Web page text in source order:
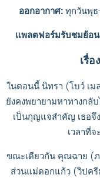
ออกอากาศ:ทุกวันพุธ
แพลตฟอร์มรับชมย้อ
เรื่
ในตอนนี้ นิทรา (โบว์ เ
ยังคงพยายามหาทางกลั
เป็นกุญแจสำคัญ เธอจึ
เวลาที่
ขณะเดียวกัน คุณฉาย (
ส่วนแม่ดอกแก้ว (วิปค